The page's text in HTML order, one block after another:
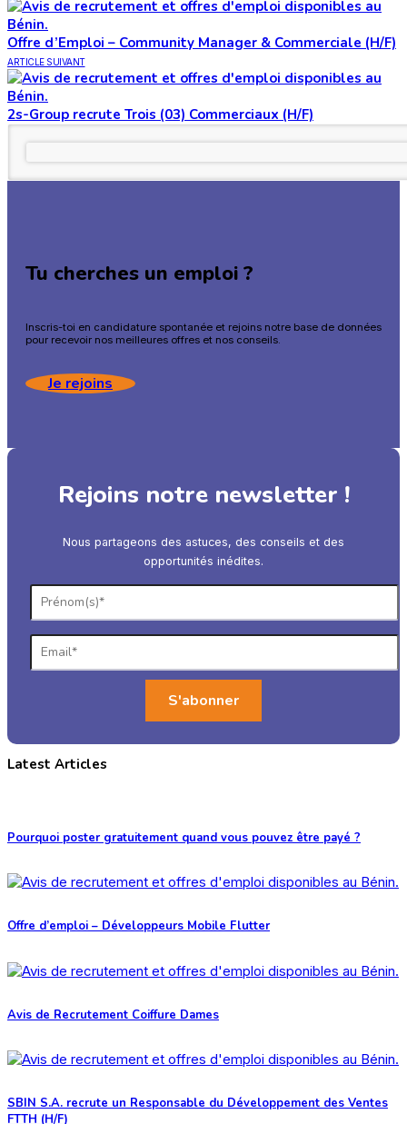
Offre d’Emploi – Community Manager & Commerciale (H/F)
ARTICLE SUIVANT
2s-Group recrute Trois (03) Commerciaux (H/F)
Tu cherches un emploi ?
Inscris-toi en candidature spontanée et rejoins notre base de données
pour recevoir nos meilleures offres et nos conseils.
Je rejoins
Rejoins notre newsletter !
Nous partageons des astuces, des conseils et des
opportunités inédites.
Latest Articles
Pourquoi poster gratuitement quand vous pouvez être payé ?
Offre d’emploi – Développeurs Mobile Flutter
Avis de Recrutement Coiffure Dames
SBIN S.A. recrute un Responsable du Développement des Ventes
FTTH (H/F)